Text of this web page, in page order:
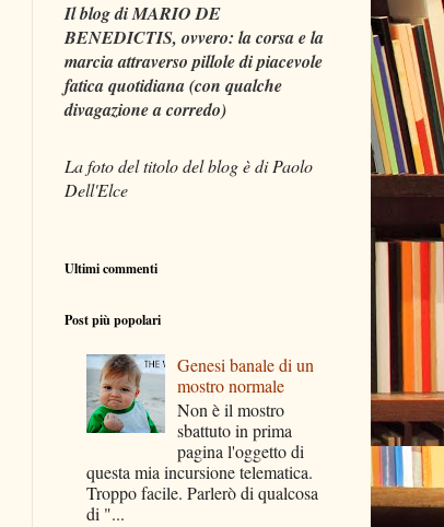
Il blog di MARIO DE
BENEDICTIS, ovvero: la corsa e la
marcia attraverso pillole di piacevole
fatica quotidiana (con qualche
divagazione a corredo)
La foto del titolo del blog è di Paolo
Dell'Elce
Ultimi commenti
Post più popolari
Genesi banale di un
mostro normale
Non è il mostro
sbattuto in prima
pagina l'oggetto di
questa mia incursione telematica.
Troppo facile. Parlerò di qualcosa
di "...